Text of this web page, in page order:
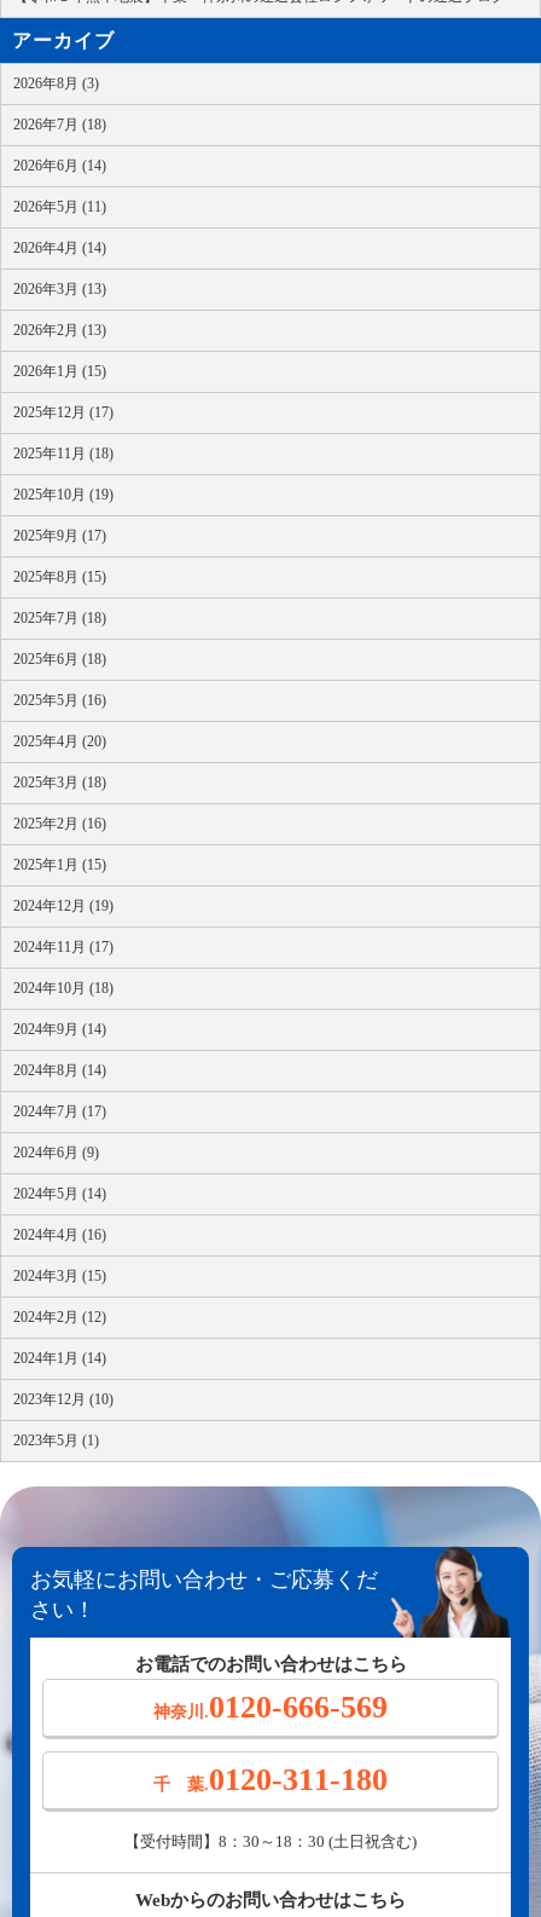
アーカイブ
2026年8月 (3)
2026年7月 (18)
2026年6月 (14)
2026年5月 (11)
2026年4月 (14)
2026年3月 (13)
2026年2月 (13)
2026年1月 (15)
2025年12月 (17)
2025年11月 (18)
2025年10月 (19)
2025年9月 (17)
2025年8月 (15)
2025年7月 (18)
2025年6月 (18)
2025年5月 (16)
2025年4月 (20)
2025年3月 (18)
2025年2月 (16)
2025年1月 (15)
2024年12月 (19)
2024年11月 (17)
2024年10月 (18)
2024年9月 (14)
2024年8月 (14)
2024年7月 (17)
2024年6月 (9)
2024年5月 (14)
2024年4月 (16)
2024年3月 (15)
2024年2月 (12)
2024年1月 (14)
2023年12月 (10)
2023年5月 (1)
お気軽にお問い合わせ・ご応募くだ
さい！
お電話でのお問い合わせはこちら
神奈川.0120-666-569
千 葉.0120-311-180
【受付時間】8：30～18：30 (土日祝含む)
Webからのお問い合わせはこちら